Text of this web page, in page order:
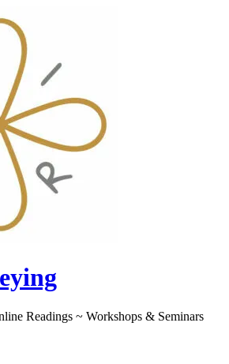
Readings ~ Workshops & Seminars